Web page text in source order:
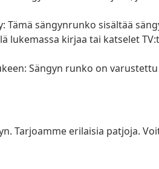
Tämä sängynrunko sisältää
lukemassa kirjaa tai katselet
Sängyn runko on
Tarjoamme erilaisia patjoja.